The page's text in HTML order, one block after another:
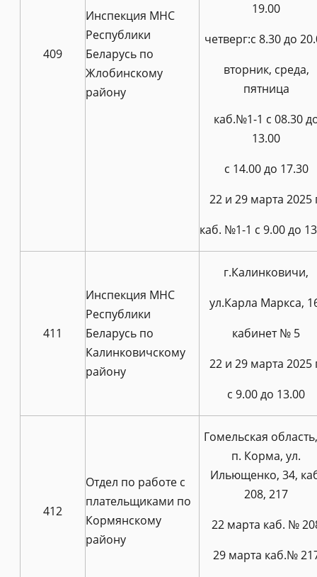
409
Инспекция МНС
Республики
Беларусь по
Жлобинскому
району
19.00
четверг:с 8.30 до
вторник, среда,
пятница
каб.№1-1 с 08.30
13.00
с 14.00 до 17.30
22 и 29 марта 2025
каб. №1-1 с 9.00 до
411
Инспекция МНС
Республики
Беларусь по
Калинковичскому
району
г.Калинковичи,
ул.Карла Маркса,
кабинет № 5
22 и 29 марта 2025
с 9.00 до 13.00
412
Отдел по работе с
плательщиками по
Кормянскому
району
Гомельская
п. Корма, ул.
Ильющенко, 34,
208, 217
22 марта каб. №
29 марта каб.№